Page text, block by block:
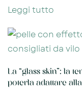
Leggi tutto
La “glass skin”: la
poterla adattare